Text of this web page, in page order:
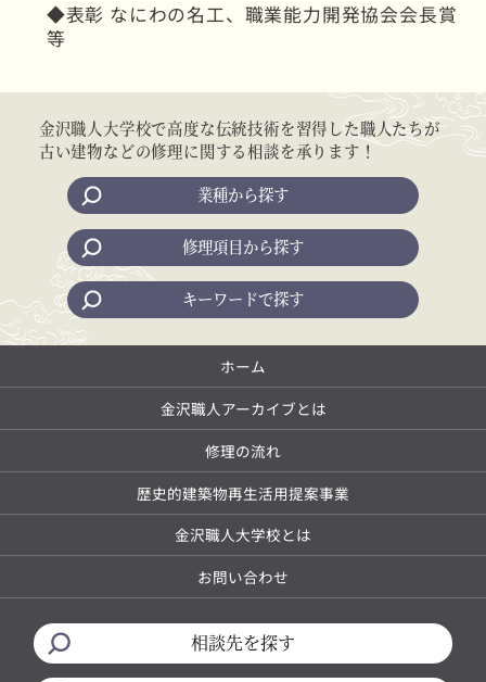
◆表彰 なにわの名工、職業能力開発協会会長賞
等
金沢職人大学校で高度な伝統技術を習得した職人たちが
古い建物などの修理に関する相談を承ります！
業種から探す
修理項目から探す
キーワードで探す
ホーム
金沢職人アーカイブとは
修理の流れ
歴史的建築物再生活用提案事業
金沢職人大学校とは
お問い合わせ
相談先を探す